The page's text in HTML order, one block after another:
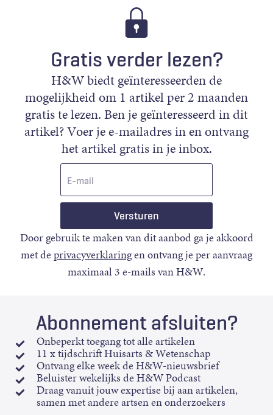
Gratis verder lezen?
H&W biedt geïnteresseerden de
mogelijkheid om 1 artikel per 2 maanden
gratis te lezen. Ben je geïnteresseerd in dit
artikel? Voer je e-mailadres in en ontvang
het artikel gratis in je inbox.
Door gebruik te maken van dit aanbod ga je akkoord
met deprivacyverklaringen ontvang je per aanvraag
maximaal 3 e-mails van H&W.
Abonnement afsluiten?
Onbeperkt toegang tot alle artikelen
11 x tijdschrift Huisarts & Wetenschap
Ontvang elke week de H&W-nieuwsbrief
Beluister wekelijks de H&W Podcast
Draag vanuit jouw expertise bij aan artikelen,
samen met andere artsen en onderzoekers